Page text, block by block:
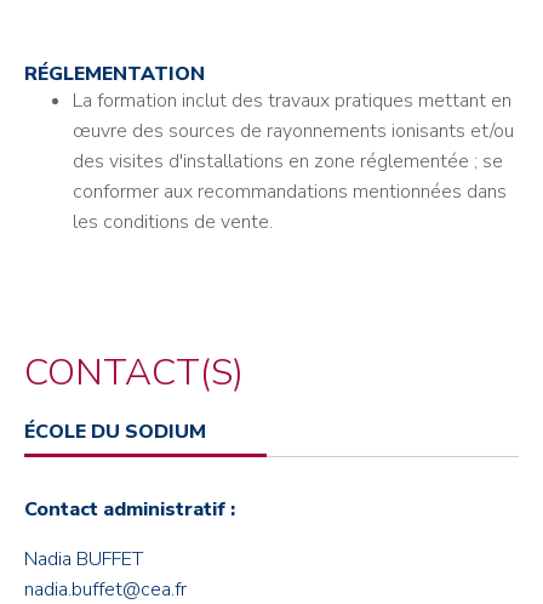
RÉGLEMENTATION
La formation inclut des travaux pratiques mettant en
œuvre des sources de rayonnements ionisants et/ou
des visites d'installations en zone réglementée ; se
conformer aux recommandations mentionnées dans
les conditions de vente.
CONTACT(S)
ÉCOLE DU SODIUM
Contact administratif :
Nadia BUFFET
nadia.buffet@cea.fr